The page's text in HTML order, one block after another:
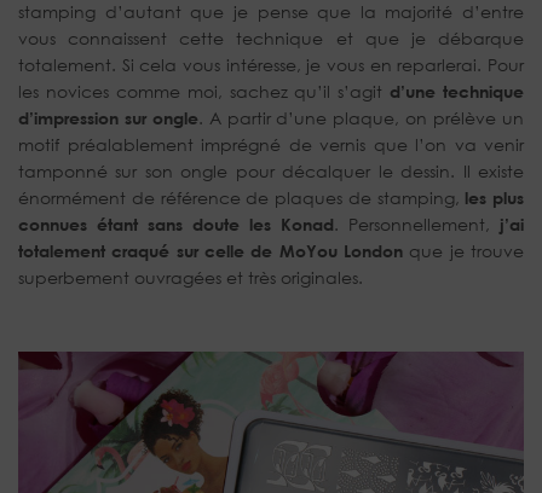
stamping d’autant que je pense que la majorité d’entre
vous connaissent cette technique et que je débarque
totalement. Si cela vous intéresse, je vous en reparlerai. Pour
les novices comme moi, sachez qu’il s’agit d’une technique
d’impression sur ongle. A partir d’une plaque, on prélève un
motif préalablement imprégné de vernis que l’on va venir
tamponné sur son ongle pour décalquer le dessin. Il existe
énormément de référence de plaques de stamping, les plus
connues étant sans doute les Konad. Personnellement, j’ai
totalement craqué sur celle de MoYou London que je trouve
superbement ouvragées et très originales.